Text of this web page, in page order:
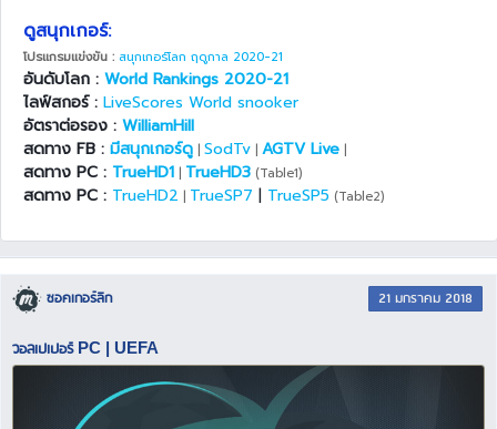
ดูสนุกเกอร์:
โปรแกรมแข่งขัน : สนุกเกอร์โลก ฤดูกาล 2020-21
อันดับโลก : World Rankings 2020-21
ไลฟ์สกอร์ : LiveScores World snooker
อัตราต่อรอง : WilliamHill
สดทาง FB : มีสนุกเกอร์ดู | SodTv | AGTV Live |
สดทาง PC : TrueHD1 | TrueHD3 (Table1)
สดทาง PC : TrueHD2 | TrueSP7 | TrueSP5 (Table2)
ซอคเกอร์ลีก 21 มกราคม 2018
วอลเปเปอร์ PC | UEFA